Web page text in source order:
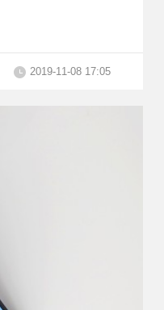
2019-11-08 17:05